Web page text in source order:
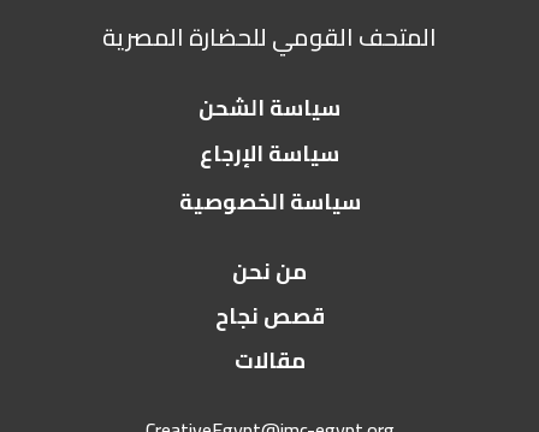
المتحف القومي للحضارة المصرية
سياسة الشحن
سياسة الإرجاع
سياسة الخصوصية
من نحن
قصص نجاح
مقالات